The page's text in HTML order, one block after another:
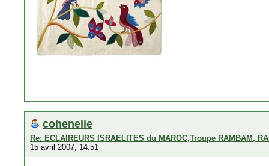
cohenelie
Re: ECLAIREURS ISRAELITES du MAROC,Troupe RAMBAM,
15 avril 2007, 14:51